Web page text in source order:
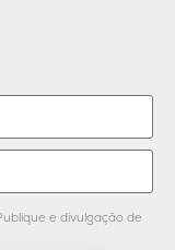
e divulgação de